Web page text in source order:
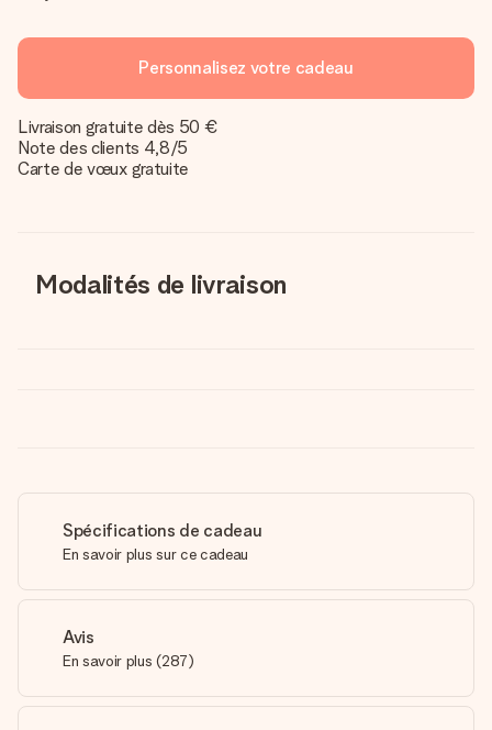
Personnalisez votre cadeau
Livraison gratuite dès 50 €
Note des clients 4,8/5
Carte de vœux gratuite
Modalités de livraison
Spécifications de cadeau
En savoir plus sur ce cadeau
Avis
En savoir plus (287)